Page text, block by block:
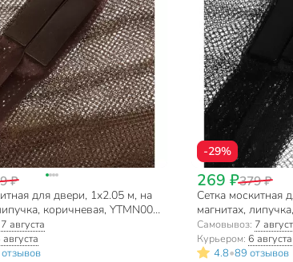
₽
для двери, 1х2.05 м, на
коричневая, YTMN002,
7 августа
августа
-29%
269 ₽379 ₽
Сетка москитная
магнитах,
пакет
Самовывоз: 7
Курьером: 6 августа
4.8•89 отзывов